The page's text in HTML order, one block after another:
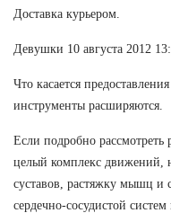
Доставка курьером.
Девушки 10 августа 2012
Что касается
инструменты расширяются.
Если подробно рассмотреть
целый комплекс движений,
суставов, растяжку мышц и
сердечно-сосудистой